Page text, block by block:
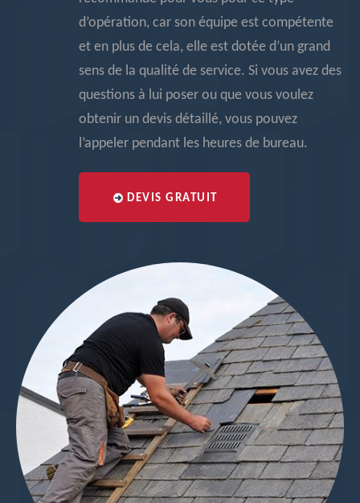
d’opération, car son équipe est compétente
et en plus de cela, elle est dotée d’un grand
sens de la qualité de service. Si vous avez des
questions à lui poser ou que vous voulez
obtenir un devis détaillé, vous pouvez
l’appeler pendant les heures de bureau.
DEVIS GRATUIT